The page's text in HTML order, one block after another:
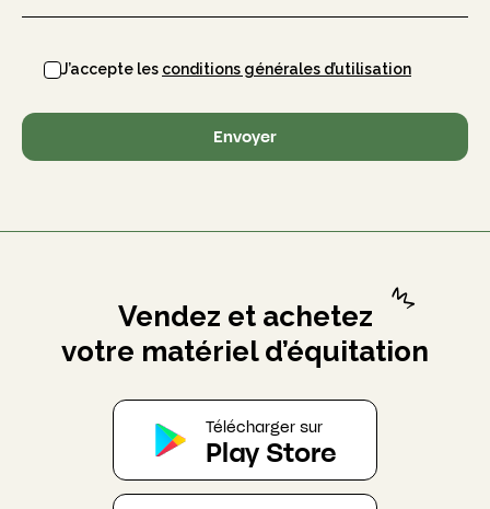
J’accepte les conditions générales d’utilisation
Envoyer
Vendez et achetez
votre matériel d’équitation
Télécharger sur
Play Store